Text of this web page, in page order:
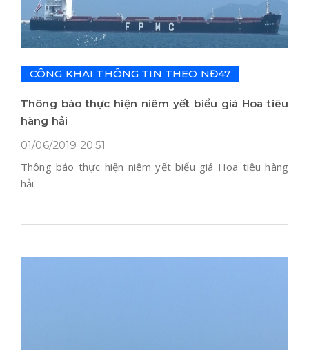
CÔNG KHAI THÔNG TIN THEO NĐ47
Thông báo thực hiện niêm yết biểu giá Hoa tiêu
hàng hải
01/06/2019 20:51
Thông báo thực hiện niêm yết biểu giá Hoa tiêu hàng
hải